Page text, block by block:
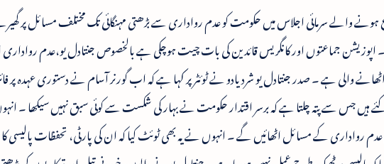
سے شروع ہونے والے سرمائی اجلاس میں حکومت کو عدم رواداری سے بڑھتی مہنگائی تک مختلف مسائل پر
اپوزیشن جماعتوں اور کانگریس قائدین کی بات چیت ہوچکی ہے بالخصوص جنتادل یو،عدم رواداری
والی ہے ۔ صدر جنتادل یو شرد یادو نے ٹوئٹر پر کہا ہے کہ اب گورنر آسام نے دستوری عہدہ پر
ہیں جس سے پتہ چلتا ہے کہ برسر اقتدار حکومت نے بہار کی شکست سے کوئی سبق نہیں سیکھا ۔
عدم رواداری کے مسائل اٹھائیں گے ۔ انہوں نے یہ بھی ٹوئٹ کیا کہ ان کی پارٹی، تحفظات پالیسی